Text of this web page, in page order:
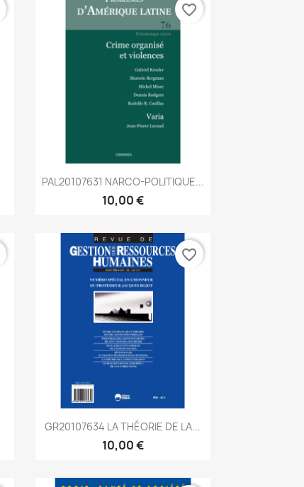
Aperçu rapide
PAL20107631 NARCO-POLITIQUE...
10,00 €
favorite_border
Aperçu rapide
GR20107634 LA THÉORIE DE LA...
10,00 €
favorite_border